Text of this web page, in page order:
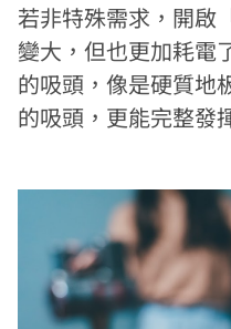
若非特殊需求，開啟
變大，但也更加耗電
的吸頭，像是硬質地
的吸頭，更能完整發